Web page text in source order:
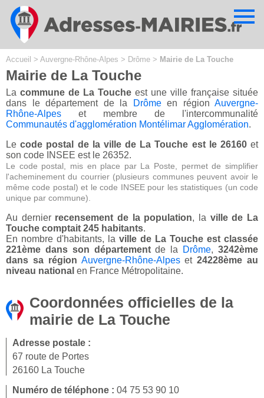
Accueil > Auvergne-Rhône-Alpes > Drôme > Mairie de La Touche
Mairie de La Touche
La commune de La Touche est une ville française située
dans le département de la
Drômeen région Auvergne-
Rhône-Alpes et membre de l'intercommunalité
Communautés d'agglomération Montélimar Agglomération.
Lecode postal de la ville de La Touche est le 26160et
son code INSEE est le 26352.
Le code postal, mis en place par La Poste, permet de simplifier
l'acheminement du courrier (plusieurs communes peuvent avoir le
même code postal) et le code INSEE pour les statistiques (un code
unique par commune).
Au dernier recensement de la population, la ville de La
Touche comptait 245 habitants.
En nombre d'habitants, la ville de La Touche est classée
221ème dans son départementde la Drôme,3242ème
dans sa région Auvergne-Rhône-Alpeset24228ème au
niveau national en France Métropolitaine.
Coordonnées officielles de la
mairie de La Touche
Adresse postale :
67 route de Portes
26160 La Touche
Numéro de téléphone : 04 75 53 90 10
Cookies management panel